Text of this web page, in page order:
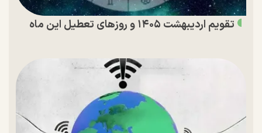
تقویم اردیبهشت ۱۴۰۵ و روز‌های تعطیل این ماه